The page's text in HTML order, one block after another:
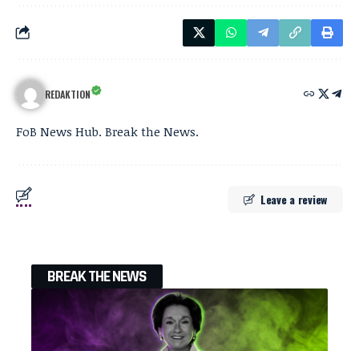
REDAKTION
FoB News Hub. Break the News.
Leave a review
BREAK THE NEWS